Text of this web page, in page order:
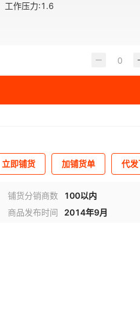
工作压力:1.6
立即铺货 加铺货单 代
铺货分销商数
100以内
商品发布时间 2014年9月